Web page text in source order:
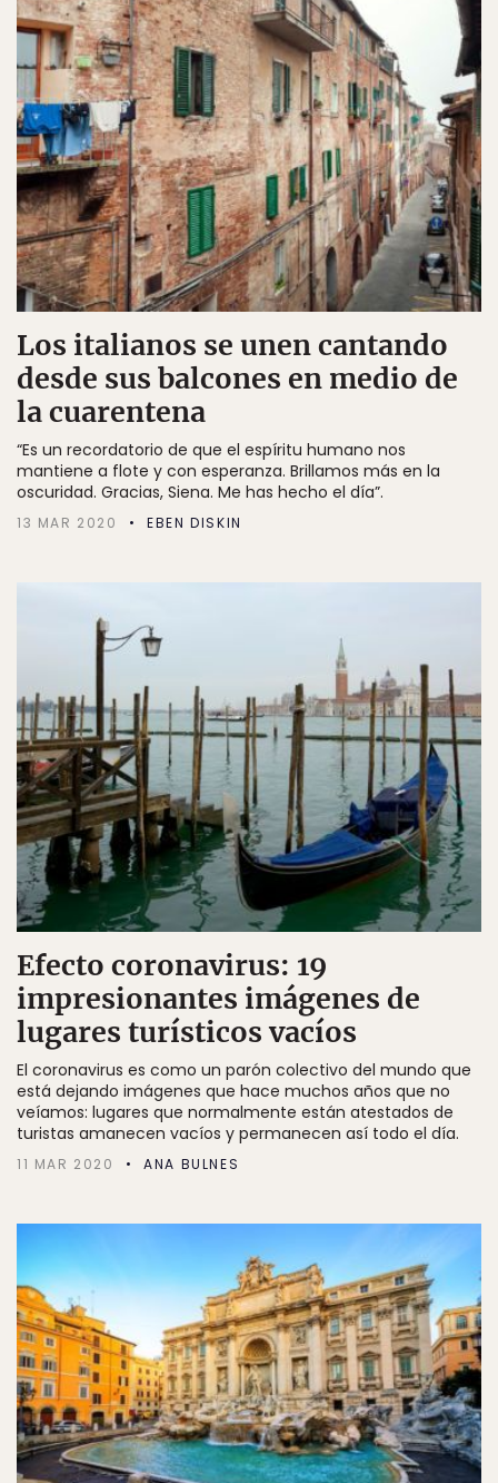
Los italianos se unen cantando
desde sus balcones en medio de
la cuarentena
“Es un recordatorio de que el espíritu humano nos
mantiene a flote y con esperanza. Brillamos más en la
oscuridad. Gracias, Siena. Me has hecho el día”.
13 MAR 2020 EBEN DISKIN
Efecto coronavirus: 19
impresionantes imágenes de
lugares turísticos vacíos
El coronavirus es como un parón colectivo del mundo que
está dejando imágenes que hace muchos años que no
veíamos: lugares que normalmente están atestados de
turistas amanecen vacíos y permanecen así todo el día.
11 MAR 2020 ANA BULNES